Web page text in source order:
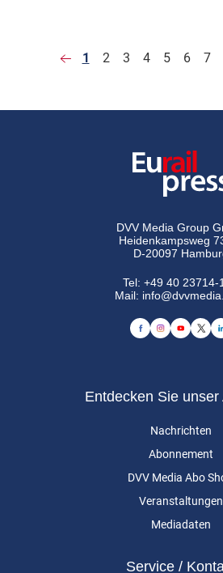
1 2 3 4 5 6 7
DVV Media Group
Heidenkampsweg
D-20097
Tel:+49 40 23714-
Mail:
Entdecken Sie unser
Nachrichten
Abonnement
DVV Media Abo
Veranstaltungen
Mediadaten
Service /